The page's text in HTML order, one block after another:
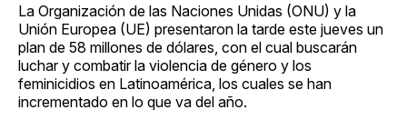
La Organización de las Naciones Unidas (ONU) y la
Unión Europea (UE) presentaron la tarde este jueves un
plan de 58 millones de dólares, con el cual buscarán
luchar y combatir la violencia de género y los
feminicidios en Latinoamérica, los cuales se han
incrementado en lo que va del año.